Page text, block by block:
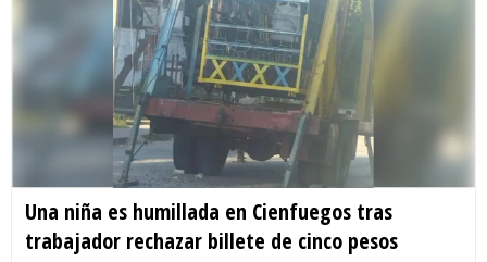
Una niña es humillada en Cienfuegos tras
trabajador rechazar billete de cinco pesos